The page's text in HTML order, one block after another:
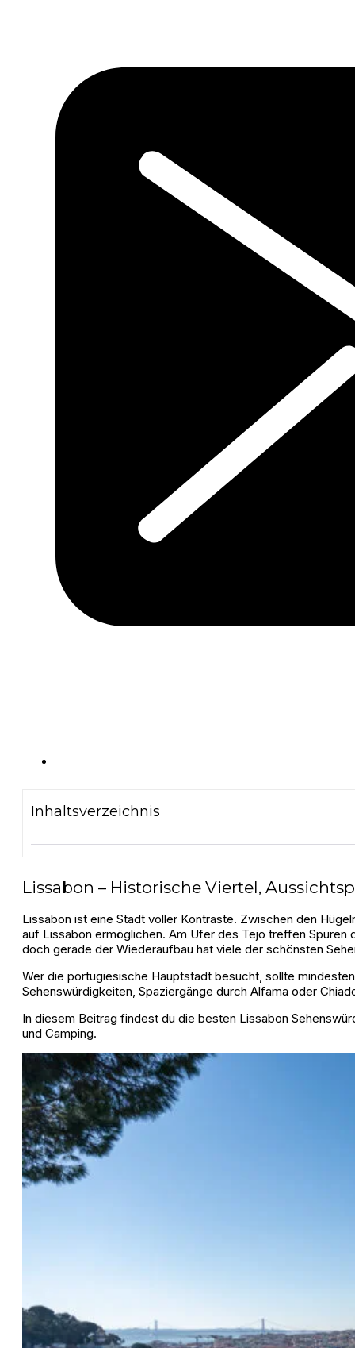
Inhaltsverzeichnis
Lissabon – Historische Viertel,
Lissabon ist eine Stadt voller Kontraste. Zwischen den
auf Lissabon ermöglichen. Am Ufer des Tejo treffen
doch gerade der Wiederaufbau hat viele der schönsten
Wer die portugiesische Hauptstadt besucht, sollte
Sehenswürdigkeiten, Spaziergänge durch Alfama oder
In diesem Beitrag findest du die besten Lissabon
und Camping.